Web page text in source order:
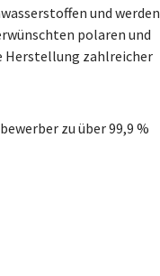
und werden
polaren und
Herstellung zahlreicher
zu über 99,9 %